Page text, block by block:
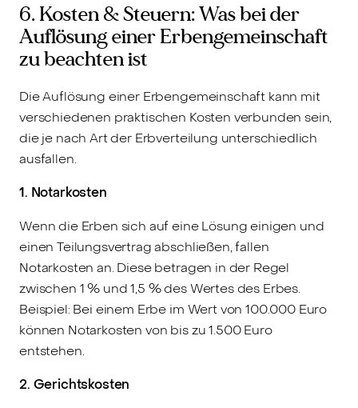
6. Kosten & Steuern: Was bei der
Auflösung einer Erbengemeinschaft
zu beachten ist
Die Auflösung einer Erbengemeinschaft kann mit
verschiedenen praktischen Kosten verbunden sein,
die je nach Art der Erbverteilung unterschiedlich
ausfallen.
1. Notarkosten
Wenn die Erben sich auf eine Lösung einigen und
einen Teilungsvertrag abschließen, fallen
Notarkosten an. Diese betragen in der Regel
zwischen 1 % und 1,5 % des Wertes des Erbes.
Beispiel: Bei einem Erbe im Wert von 100.000 Euro
können Notarkosten von bis zu 1.500 Euro
entstehen.
2. Gerichtskosten